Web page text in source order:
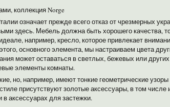
коллекция Norge
означает прежде всего отказ от чрезмерных
здесь. Мебель должна быть хорошего качества,
например, кресло, которое привлекает
основного элемента, мы настраиваем цвета
может оставаться в светлых, бежевых или
элементы комнаты.
но, например, имеют тонкие геометрические
присутствуют золотые аксессуары, в том числе
в аксессуарах для застежки.